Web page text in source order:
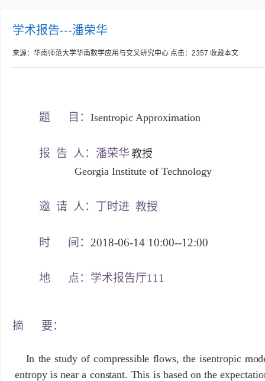
学术报告---潘荣华
来源：华南师范大学华南数学应用与交叉研究中心 点击： 2357 收藏本文
题 目： Isentropic Approximation
报 告 人：潘荣华 教授
Georgia Institute of Technology
邀 请 人：丁时进 教授
时 间： 2018-06-14 10:00--12:00
地 点：学术报告厅111
摘 要：
In the study of compressible flows, the isentropic
entropy is near a constant. This is based on the